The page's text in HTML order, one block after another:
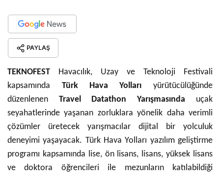
PAYLAŞ
TEKNOFEST Havacılık, Uzay ve Teknoloji Festivali
kapsamında Türk Hava Yolları yürütücülüğünde
düzenlenen Travel Datathon Yarışmasında uçak
seyahatlerinde yaşanan zorluklara yönelik daha verimli
çözümler üretecek yarışmacılar dijital bir yolculuk
deneyimi yaşayacak. Türk Hava Yolları yazılım geliştirme
programı kapsamında lise, ön lisans, lisans, yüksek lisans
ve doktora öğrencileri ile mezunların katılabildiği